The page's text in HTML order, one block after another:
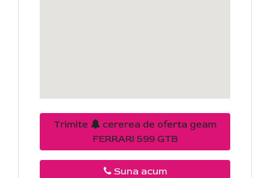
Trimite
cererea de oferta geam
FERRARI 599 GTB
Suna acum